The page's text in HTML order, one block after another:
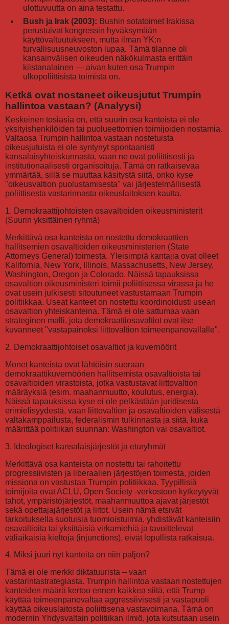
ulottuvuutta on aina testattu.
Bush ja Irak (2003): Bushin sotatoimet Irakissa
perustuivat kongressin hyväksymään
käyttövaltuutukseen, mutta ilman YK:n
turvallisuusneuvoston lupaa. Tämä tilanne oli
kansainvälisen oikeuden näkökulmasta erittäin
kiistanalainen — aivan kuten osa Trumpin
ulkopoliittisista toimista on.
Ketkä ovat nostaneet oikeusjutut Trumpin
hallintoa vastaan? (Analyysi)
Keskeinen tosiasia on, että suurin osa kanteista ei ole
yksityishenkilöiden tai puolueettomien toimijoiden nostamia.
Valtaosa Trumpin hallintoa vastaan nostetuista
oikeusjutuista ei ole syntynyt spontaanisti
kansalaisyhteiskunnasta, vaan ne ovat poliittisesti ja
institutionaalisesti organisoituja. Tämä on ratkaisevaa
ymmärtää, sillä se muuttaa käsitystä siitä, onko kyse
"oikeusvaltion puolustamisesta" vai järjestelmällisestä
poliittisesta vastarinnasta oikeuslaitoksen kautta.
1. Demokraattijohtoisten osavaltioiden oikeusministerit
(Suurin yksittäinen ryhmä)
Merkittävä osa kanteista on nostettu demokraattien
hallitsemien osavaltioiden oikeusministerien (State
Attorneys General) toimesta. Yleisimpiä kantajia ovat olleet
Kalifornia, New York, Illinois, Massachusetts, New Jersey,
Washington, Oregon ja Colorado. Näissä tapauksissa
osavaltion oikeusministeri toimii poliittisessa virassa ja he
ovat usein julkisesti sitoutuneet vastustamaan Trumpin
politiikkaa. Useat kanteet on nostettu koordinoidusti usean
osavaltion yhteiskanteina. Tämä ei ole sattumaa vaan
strateginen malli, jota demokraattiosavaltiot ovat itse
kuvanneet "vastapainoksi liittovaltion toimeenpanovallalle".
2. Demokraattijohtoiset osavaltiot ja kuvernöörit
Monet kanteista ovat lähtöisin suoraan
demokraattikuvernöörien hallitsemista osavaltioista tai
osavaltioiden virastoista, jotka vastustavat liittovaltion
määräyksiä (esim. maahanmuutto, koulutus, energia).
Näissä tapauksissa kyse ei ole pelkästään juridisesta
erimielisyydestä, vaan liittovaltion ja osavaltioiden välisestä
valtakamppailusta, federalismin tulkinnasta ja siitä, kuka
määrittää politiikan suunnan: Washington vai osavaltiot.
3. Ideologiset kansalaisjärjestöt ja eturyhmät
Merkittävä osa kanteista on nostettu tai rahoitettu
progressiivisten ja liberaalien järjestöjen toimesta, joiden
missiona on vastustaa Trumpin politiikkaa. Tyypillisiä
toimijoita ovat ACLU, Open Society -verkostoon kytkeytyvät
tahot, ympäristöjärjestöt, maahanmuuttoa ajavat järjestöt
sekä opettajajärjestöt ja liitot. Usein nämä etsivät
tarkoituksella suotuisia tuomioistuimia, yhdistävät kanteisiin
osavaltioita tai yksittäisiä virkamiehiä ja tavoittelevat
väliaikaisia kieltoja (injunctions), eivät lopullista ratkaisua.
4. Miksi juuri nyt kanteita on niin paljon?
Tämä ei ole merkki diktatuurista – vaan
vastarintastrategiasta. Trumpin hallintoa vastaan nostettujen
kanteiden määrä kertoo ennen kaikkea siitä, että Trump
käyttää toimeenpanovaltaa aggressiivisesti ja vastapuoli
käyttää oikeuslaitosta poliittisena vastavoimana. Tämä on
modernin Yhdysvaltain politiikan ilmiö, jota kutsutaan usein